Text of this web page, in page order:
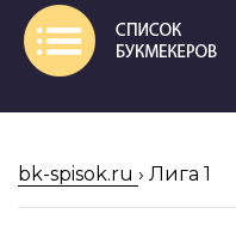
bk-spisok.ru › Лига 1